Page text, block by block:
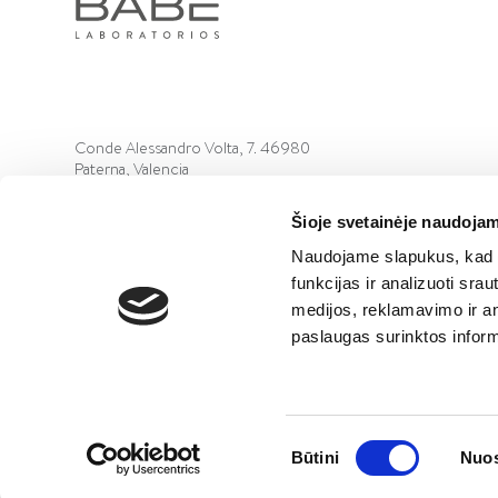
Šioje svetainėje
Naudojame slapukus,
funkcijas ir analizuoti
medijos, reklamavimo ir
paslaugas surinktos
pasirinkimas
Būtini
Conde Alessandro Volta, 7. 46980
Paterna, Valencia